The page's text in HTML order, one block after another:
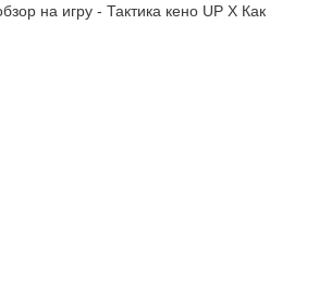
на игру - Тактика кено UP X Как